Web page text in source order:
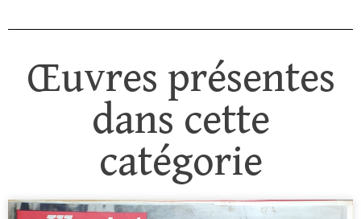
Œuvres présentes
dans cette
catégorie